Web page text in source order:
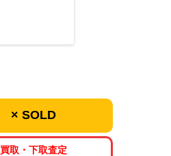
× SOLD
買取・下取査定